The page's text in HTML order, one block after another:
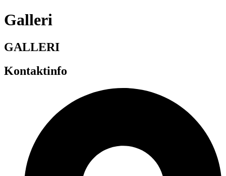
Galleri
GALLERI
Kontaktinfo